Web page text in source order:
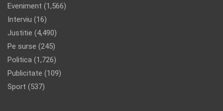
Eveniment (1,566)
Interviu (16)
Justitie (4,490)
Pe surse (245)
Politica (1,726)
Publicitate (109)
Sport (537)